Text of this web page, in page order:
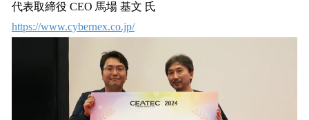
代表取締役 CEO 馬場 基文 氏
https://www.cybernex.co.jp/